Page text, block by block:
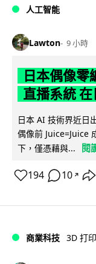
人工智能
Lawton 9 小時
日本偶像零
直播系統
日本 AI 技術界近日
偶像前 Juice=Juice
下，僅憑藉與...
閱
194 10 ↗
商業科技 3D 打印